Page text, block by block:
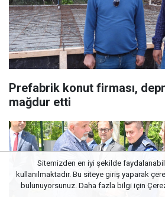
Prefabrik konut firması,
mağdur etti
Sitemizden en iyi şekilde
kullanılmaktadır. Bu siteye giriş yaparak
bulunuyorsunuz. Daha fazla bilgi için